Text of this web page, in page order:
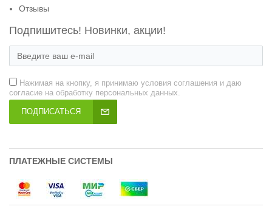
Отзывы
Подпишитесь! Новинки, акции!
Нажимая на кнопку, я принимаю условия соглашения и даю
согласие на обработку персональных данных.
ПОДПИСАТЬСЯ
ПЛАТЕЖНЫЕ СИСТЕМЫ